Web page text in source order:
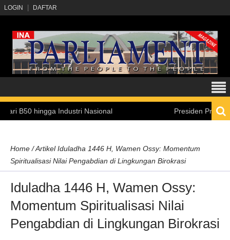
LOGIN DAFTAR
hingga Industri Nasional Presiden Prabowo:
Home /Artikel Iduladha 1446 H, Wamen Ossy: Momentum
Spiritualisasi Nilai Pengabdian di Lingkungan Birokrasi
Iduladha 1446 H, Wamen Ossy:
Momentum Spiritualisasi Nilai
Pengabdian di Lingkungan Birokrasi